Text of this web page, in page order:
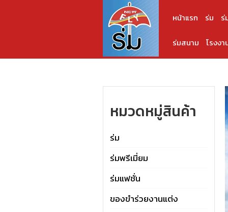
หน้าแรก ร่ม ร่
ร่มสนาม โรงง
หมวดหมู่สินค้า
ร่ม
ร่มพรีเมี่ยม
ร่มแฟชั่น
ของขำร่วยงานแต่ง